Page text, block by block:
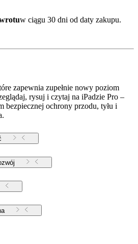
w ciągu 30 dni od daty zakupu.
zapewnia zupełnie nowy poziom
rysuj i czytaj na iPadzie Pro –
bezpiecznej ochrony przodu, tyłu i